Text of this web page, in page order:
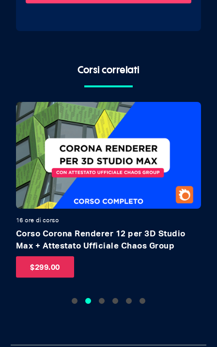
Corsi correlati
16 ore di corso
Corso Corona Renderer 12 per 3D Studio
Max + Attestato Ufficiale Chaos Group
$299.00